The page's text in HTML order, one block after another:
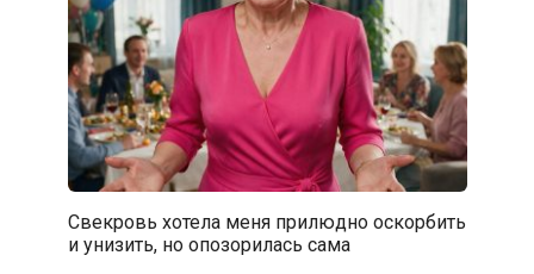
Свекровь хотела меня прилюдно оскорбить
и унизить, но опозорилась сама